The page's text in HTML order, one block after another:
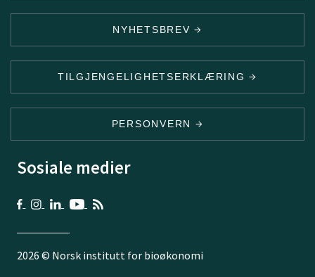
NYHETSBREV
TILGJENGELIGHETSERKLÆRING
PERSONVERN
Sosiale medier
2026 © Norsk institutt for bioøkonomi